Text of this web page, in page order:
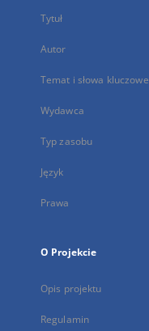
Tytuł
Autor
Temat i słowa kluczowe
Wydawca
Typ zasobu
Język
Prawa
O Projekcie
Opis projektu
Regulamin